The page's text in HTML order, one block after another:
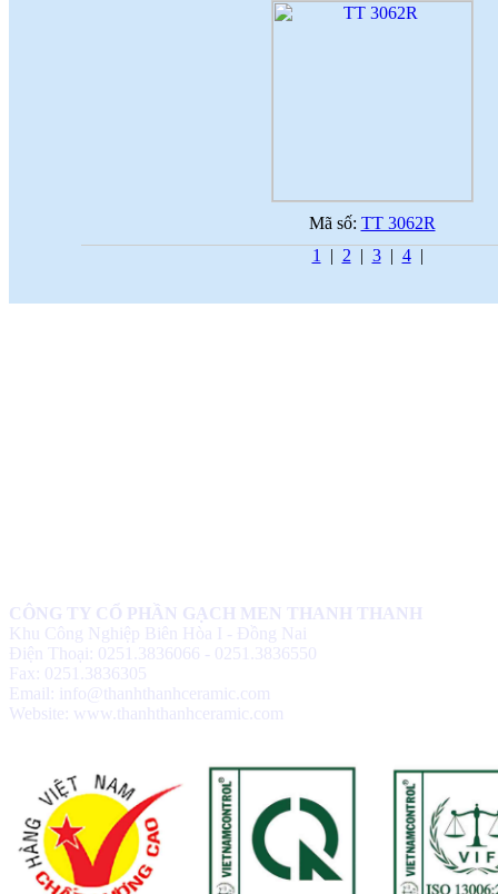
Mã số: TT 3062R
1
| 2 | 3| 4|
CÔNG TY CỔ PHẦN GẠCH MEN THANH THANH
Khu Công Nghiệp Biên Hòa I - Đồng Nai
Điện Thoại: 0251.3836066 - 0251.3836550
Fax: 0251.3836305
Email: info@thanhthanhceramic.com
Website: www.thanhthanhceramic.com